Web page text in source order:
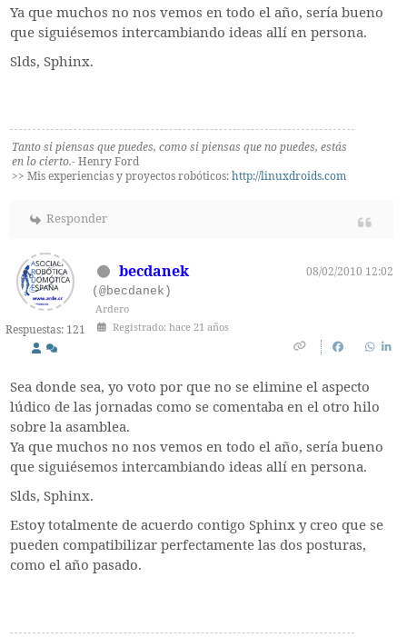
Ya que muchos no nos vemos en todo el año, sería bueno
que siguiésemos intercambiando ideas allí en persona.
Slds, Sphinx.
Tanto si piensas que puedes, como si piensas que no puedes, estás
en lo cierto.- Henry Ford
>> Mis experiencias y proyectos robóticos: http://linuxdroids.com
Responder
Respuestas: 121
becdanek
08/02/2010 12:02
(@becdanek)
Ardero
Registrado: hace 21 años
Sea donde sea, yo voto por que no se elimine el aspecto
lúdico de las jornadas como se comentaba en el otro hilo
sobre la asamblea.
Ya que muchos no nos vemos en todo el año, sería bueno
que siguiésemos intercambiando ideas allí en persona.
Slds, Sphinx.
Estoy totalmente de acuerdo contigo Sphinx y creo que se
pueden compatibilizar perfectamente las dos posturas,
como el año pasado.